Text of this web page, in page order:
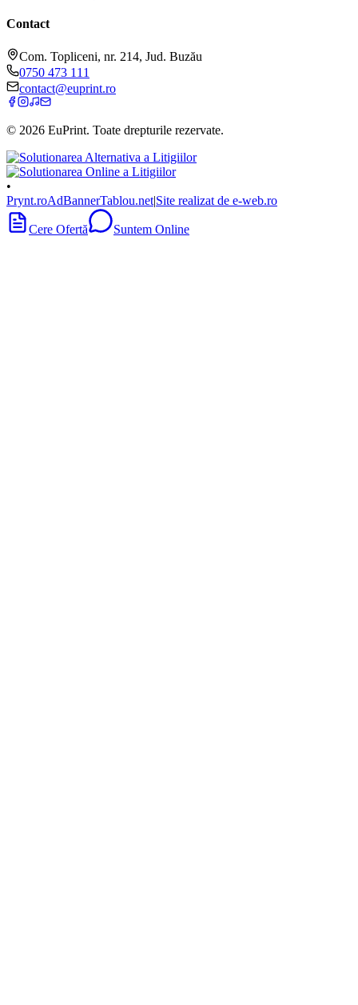
Contact
Com. Topliceni, nr. 214, Jud. Buzău
0750 473 111
contact@euprint.ro
© 2026 EuPrint. Toate drepturile rezervate.
•
Prynt.roAdBannerTablou.net|Site realizat de e-web.ro
Cere Ofertă Suntem Online